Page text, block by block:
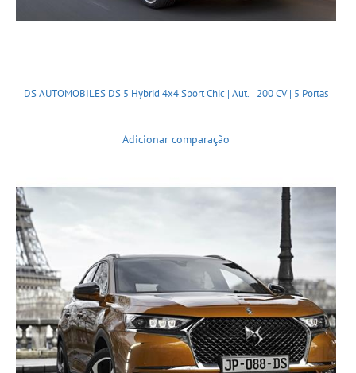
DS AUTOMOBILES DS 5 Hybrid 4x4 Sport Chic | Aut. | 200 CV | 5 Portas
Adicionar comparação